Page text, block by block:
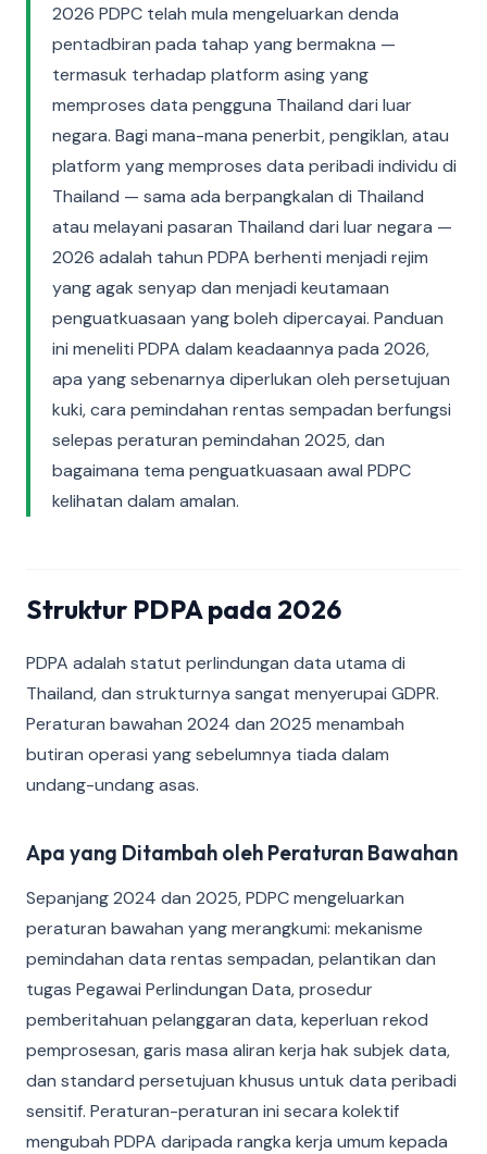
2026 PDPC telah mula mengeluarkan denda
pentadbiran pada tahap yang bermakna —
termasuk terhadap platform asing yang
memproses data pengguna Thailand dari luar
negara. Bagi mana-mana penerbit, pengiklan, atau
platform yang memproses data peribadi individu di
Thailand — sama ada berpangkalan di Thailand
atau melayani pasaran Thailand dari luar negara —
2026 adalah tahun PDPA berhenti menjadi rejim
yang agak senyap dan menjadi keutamaan
penguatkuasaan yang boleh dipercayai. Panduan
ini meneliti PDPA dalam keadaannya pada 2026,
apa yang sebenarnya diperlukan oleh persetujuan
kuki, cara pemindahan rentas sempadan berfungsi
selepas peraturan pemindahan 2025, dan
bagaimana tema penguatkuasaan awal PDPC
kelihatan dalam amalan.
Struktur PDPA pada 2026
PDPA adalah statut perlindungan data utama di
Thailand, dan strukturnya sangat menyerupai GDPR.
Peraturan bawahan 2024 dan 2025 menambah
butiran operasi yang sebelumnya tiada dalam
undang-undang asas.
Apa yang Ditambah oleh Peraturan Bawahan
Sepanjang 2024 dan 2025, PDPC mengeluarkan
peraturan bawahan yang merangkumi: mekanisme
pemindahan data rentas sempadan, pelantikan dan
tugas Pegawai Perlindungan Data, prosedur
pemberitahuan pelanggaran data, keperluan rekod
pemprosesan, garis masa aliran kerja hak subjek data,
dan standard persetujuan khusus untuk data peribadi
sensitif. Peraturan-peraturan ini secara kolektif
mengubah PDPA daripada rangka kerja umum kepada